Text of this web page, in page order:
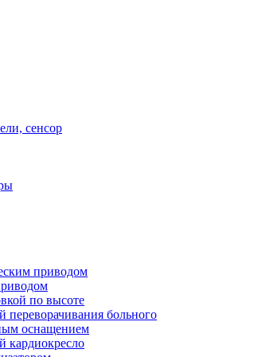
сенсор
приводом
по высоте
больного
оснащением
кардиокресло